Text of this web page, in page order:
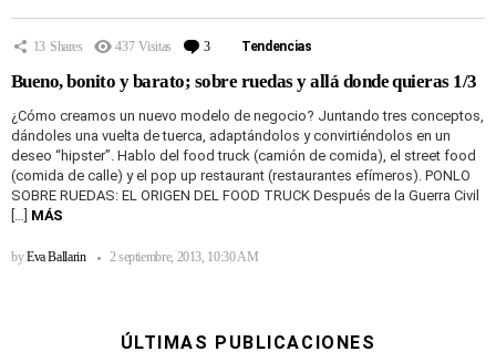
13 Shares 437 Visitas 3 Comentarios
Tendencias
Bueno, bonito y barato; sobre ruedas y allá donde quieras 1/3
¿Cómo creamos un nuevo modelo de negocio? Juntando tres conceptos,
dándoles una vuelta de tuerca, adaptándolos y convirtiéndolos en un
deseo “hipster”. Hablo del food truck (camión de comida), el street food
(comida de calle) y el pop up restaurant (restaurantes efímeros). PONLO
SOBRE RUEDAS: EL ORIGEN DEL FOOD TRUCK Después de la Guerra Civil
[…] MÁS
byEva Ballarin 2 septiembre, 2013, 10:30 AM
ÚLTIMAS PUBLICACIONES